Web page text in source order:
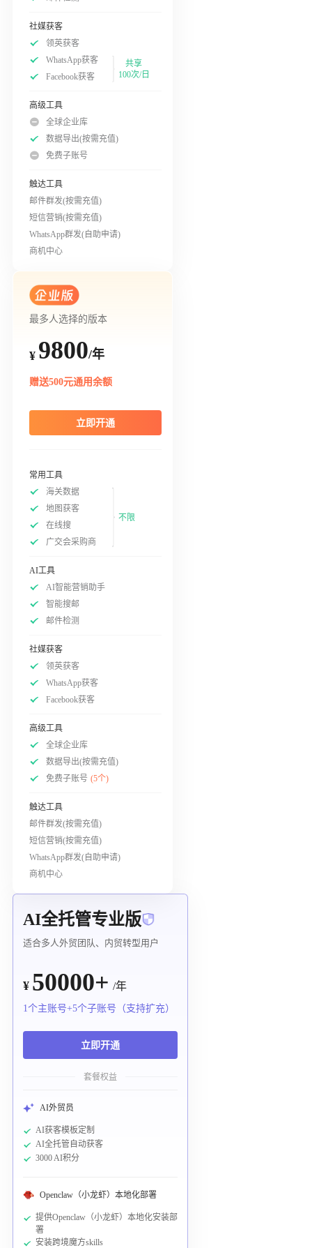
社媒获客
领英获客
WhatsApp获客
Facebook获客
共享
100次/日
高级工具
全球企业库
数据导出(按需充值)
免费子账号
触达工具
邮件群发(按需充值)
短信营销(按需充值)
WhatsApp群发(自助申请)
商机中心
最多人选择的版本
¥ 9800/年
赠送500元通用余额
立即开通
常用工具
海关数据
地图获客
在线搜
广交会采购商
不限
AI工具
AI智能营销助手
智能搜邮
邮件检测
社媒获客
领英获客
WhatsApp获客
Facebook获客
高级工具
全球企业库
数据导出(按需充值)
免费子账号 (5个)
触达工具
邮件群发(按需充值)
短信营销(按需充值)
WhatsApp群发(自助申请)
商机中心
AI全托管专业版
适合多人外贸团队、内贸转型用户
¥ 50000+ /年
1个主账号+5个子账号（支持扩充）
立即开通
套餐权益
AI外贸员
AI获客模板定制
AI全托管自动获客
3000 AI积分
Openclaw（小龙虾）本地化部署
提供Openclaw（小龙虾）本地化安装部
署
安装跨境魔方skills